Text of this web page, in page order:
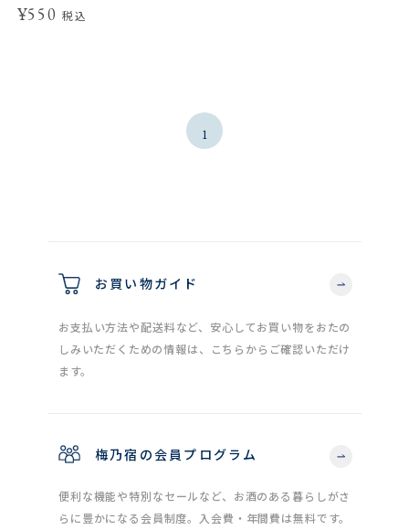
¥550税込
1
お買い物ガイド
お支払い方法や配送料など、安心してお買い物をおたの
しみいただくための情報は、こちらからご確認いただけ
ます。
梅乃宿の会員プログラム
便利な機能や特別なセールなど、お酒のある暮らしがさ
らに豊かになる会員制度。入会費・年間費は無料です。